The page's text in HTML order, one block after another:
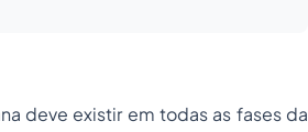
deve existir em todas as fases da